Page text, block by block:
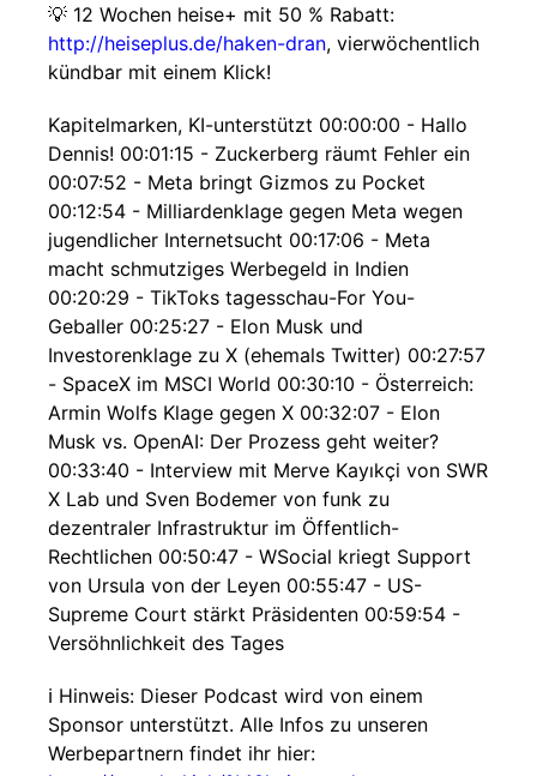
💡 12 Wochen heise+ mit 50 % Rabatt:
http://heiseplus.de/haken-dran, vierwöchentlich
kündbar mit einem Klick!
Kapitelmarken, KI-unterstützt 00:00:00 - Hallo
Dennis! 00:01:15 - Zuckerberg räumt Fehler ein
00:07:52 - Meta bringt Gizmos zu Pocket
00:12:54 - Milliardenklage gegen Meta wegen
jugendlicher Internetsucht 00:17:06 - Meta
macht schmutziges Werbegeld in Indien
00:20:29 - TikToks tagesschau-For You-
Geballer 00:25:27 - Elon Musk und
Investorenklage zu X (ehemals Twitter) 00:27:57
- SpaceX im MSCI World 00:30:10 - Österreich:
Armin Wolfs Klage gegen X 00:32:07 - Elon
Musk vs. OpenAI: Der Prozess geht weiter?
00:33:40 - Interview mit Merve Kayıkçi von SWR
X Lab und Sven Bodemer von funk zu
dezentraler Infrastruktur im Öffentlich-
Rechtlichen 00:50:47 - WSocial kriegt Support
von Ursula von der Leyen 00:55:47 - US-
Supreme Court stärkt Präsidenten 00:59:54 -
Versöhnlichkeit des Tages
ℹ️ Hinweis: Dieser Podcast wird von einem
Sponsor unterstützt. Alle Infos zu unseren
Werbepartnern findet ihr hier: